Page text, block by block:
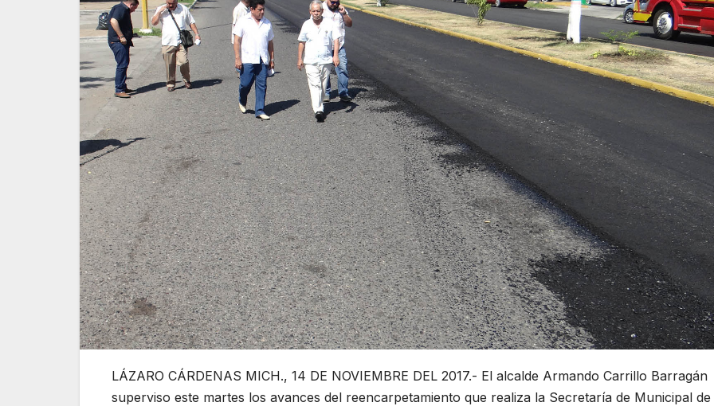
LÁZARO CÁRDENAS MICH., 14 DE NOVIEMBRE DEL 2017.- El alcalde Armando Carrillo Barragán
superviso este martes los avances del reencarpetamiento que realiza la Secretaría de Municipal de